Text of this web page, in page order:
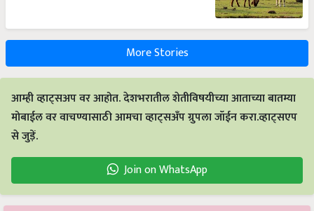
More Stories
आम्ही व्हाट्सअप वर आहोत. देशभरातील शेतीविषयीच्या आताच्या बातम्या
मोबाईल वर वाचण्यासाठी आमचा व्हाट्सअँप ग्रुपला जॉईन करा.व्हाट्सएप
से जुड़ें.
Join on WhatsApp